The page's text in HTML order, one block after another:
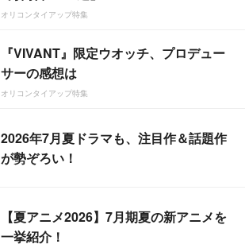
オリコンタイアップ特集
『VIVANT』限定ウオッチ、プロデュー
サーの感想は
オリコンタイアップ特集
2026年7月夏ドラマも、注目作＆話題作
が勢ぞろい！
【夏アニメ2026】7月期夏の新アニメを
一挙紹介！